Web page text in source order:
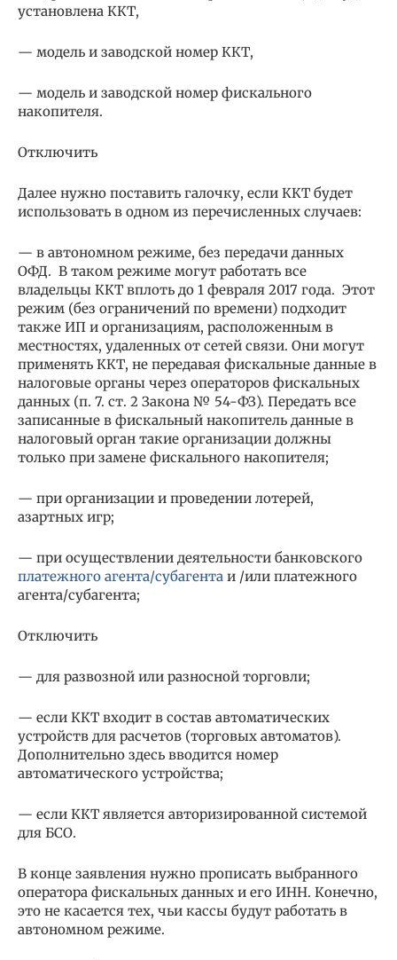
установлена ККТ,
— модель и заводской номер ККТ,
— модель и заводской номер фискального
накопителя.
Отключить
Далее нужно поставить галочку, если ККТ будет
использовать в одном из перечисленных случаев:
— в автономном режиме, без передачи данных
ОФД. В таком режиме могут работать все
владельцы ККТ вплоть до 1 февраля 2017 года. Этот
режим (без ограничений по времени) подходит
также ИП и организациям, расположенным в
местностях, удаленных от сетей связи. Они могут
применять ККТ, не передавая фискальные данные в
налоговые органы через операторов фискальных
данных (п. 7. ст. 2 Закона № 54-ФЗ). Передать все
записанные в фискальный накопитель данные в
налоговый орган такие организации должны
только при замене фискального накопителя;
— при организации и проведении лотерей,
азартных игр;
— при осуществлении деятельности банковского
платежного агента/субагента и /или платежного
агента/субагента;
Отключить
— для развозной или разносной торговли;
— если ККТ входит в состав автоматических
устройств для расчетов (торговых автоматов).
Дополнительно здесь вводится номер
автоматического устройства;
— если ККТ является авторизированной системой
для БСО.
В конце заявления нужно прописать выбранного
оператора фискальных данных и его ИНН. Конечно,
это не касается тех, чьи кассы будут работать в
автономном режиме.